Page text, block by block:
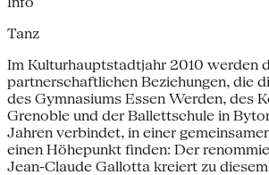
Tanz
Im Kulturhauptstadtjahr 2010 werden
partnerschaftlichen Beziehungen, die
des Gymnasiums Essen Werden, des
Grenoble und der Ballettschule in
Jahren verbindet, in einer
einen Höhepunkt finden: Der
Jean-Claude Gallotta kreiert zu